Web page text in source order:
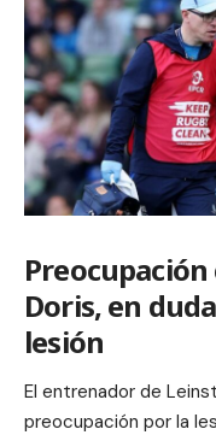
Doris, en
lesión
El entrenador de
preocupación por la